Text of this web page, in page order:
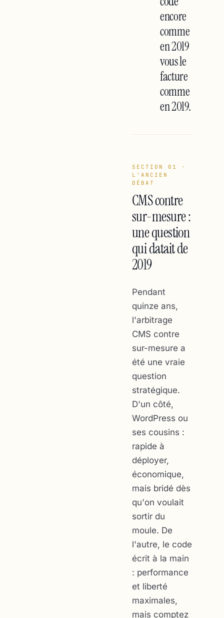
encore
comme
en 2019
vous le
facture
comme
en 2019.
SECTION 01 ·
L'ANCIEN
DÉBAT
CMS contre
sur-mesure :
une question
qui datait de
2019
Pendant
quinze ans,
l'arbitrage
CMS contre
sur-mesure a
été une vraie
question
stratégique.
D'un côté,
WordPress ou
ses cousins :
rapide à
déployer,
économique,
mais bridé dès
qu'on voulait
sortir du
moule. De
l'autre, le code
écrit à la main
: performance
et liberté
maximales,
mais comptez